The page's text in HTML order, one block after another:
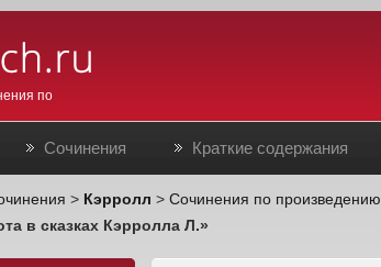
по
Сочинения Краткие содержания
> Кэрролл > Сочинения по произведению
в сказках Кэрролла Л.»